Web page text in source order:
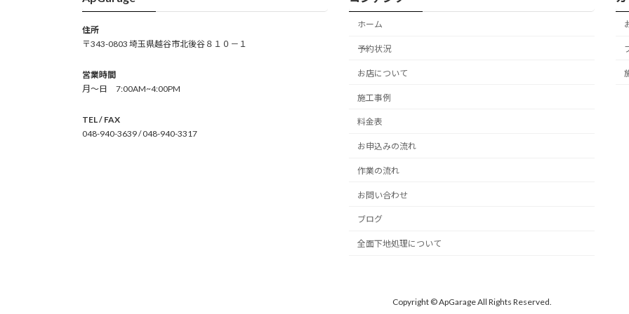
住所
〒343-0803 埼玉県越谷市北後谷８１０－１
営業時間
月～日 7:00AM~4:00PM
TEL / FAX
048-940-3639 / 048-940-3317
ホーム
予約状況
お店について
施工事例
料金表
お申込みの流れ
作業の流れ
お問い合わせ
ブログ
全面下地処理について
Copyright © ApGarage All Rights Reserved.